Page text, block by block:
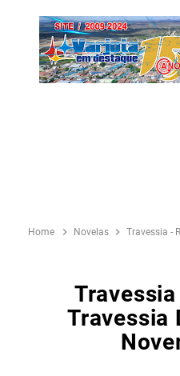
Home Novelas Travessia -
Travessia